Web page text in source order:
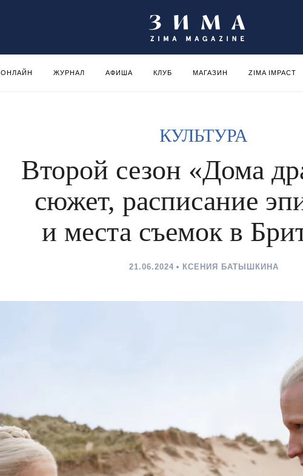
ОНЛАЙН ЖУРНАЛ АФИША КЛУБ МАГАЗИН ZIMA IMPACT
КУЛЬТУРА
Второй сезон «Дома
сюжет, расписание
и места съемок в
21.06.2024 КСЕНИЯ БАТЫШКИНА